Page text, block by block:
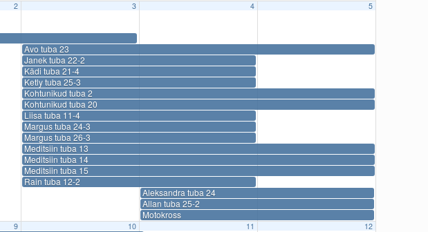
2 3
Avo tuba 23
Janek tuba 22-2
Kädi tuba 21-4
Ketly tuba 25-3
Kohtunikud tuba 2
Kohtunikud tuba 20
Liisa tuba 11-4
Margus tuba 24-3
Margus tuba 26-3
Meditsiin tuba 13
Meditsiin tuba 14
Meditsiin tuba 15
Rain tuba 12-2
4
Aleksandra tuba 24
Allan tuba 25-2
Motokross
5
9 10 11 12